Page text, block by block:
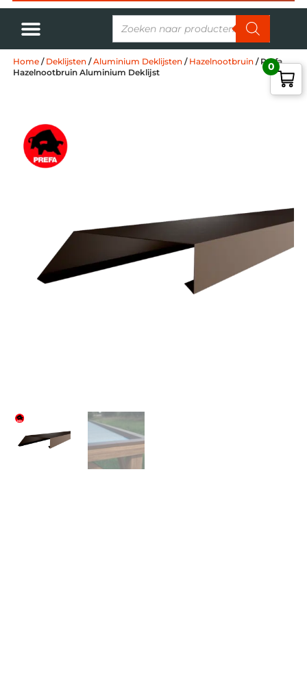
Home/ Deklijsten/Aluminium Deklijsten/ Hazelnootbruin/ Prefa
Hazelnootbruin Aluminium Deklijst
0